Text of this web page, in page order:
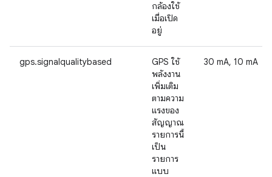
กล้องใช้
เมื่อเปิด
อยู่
gps.signalqualitybased
GPS ใช้
พลังงาน
เพิ่มเติม
ตามความ
แรงของ
สัญญาณ
รายการนี้
เป็น
รายการ
แบบ
30 mA, 10 mA